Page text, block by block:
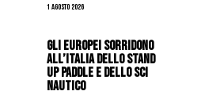
1 Agosto 2026
Gli Europei sorridono
all’Italia dello stand
up paddle e dello sci
nautico